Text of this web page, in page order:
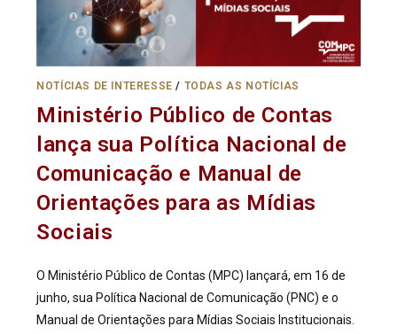
NOTÍCIAS DE INTERESSE / TODAS AS NOTÍCIAS
Ministério Público de Contas
lança sua Política Nacional de
Comunicação e Manual de
Orientações para as Mídias
Sociais
O Ministério Público de Contas (MPC) lançará, em 16 de
junho, sua Política Nacional de Comunicação (PNC) e o
Manual de Orientações para Mídias Sociais Institucionais.